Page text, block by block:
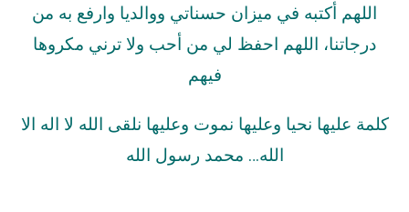
اللهم أكتبه في ميزان حسناتي ووالديا وارفع به من
درجاتنا، اللهم احفظ لي من أحب ولا ترني مكروها
فيهم
كلمة عليها نحيا وعليها نموت وعليها نلقى الله لا اله الا
الله… محمد رسول الله